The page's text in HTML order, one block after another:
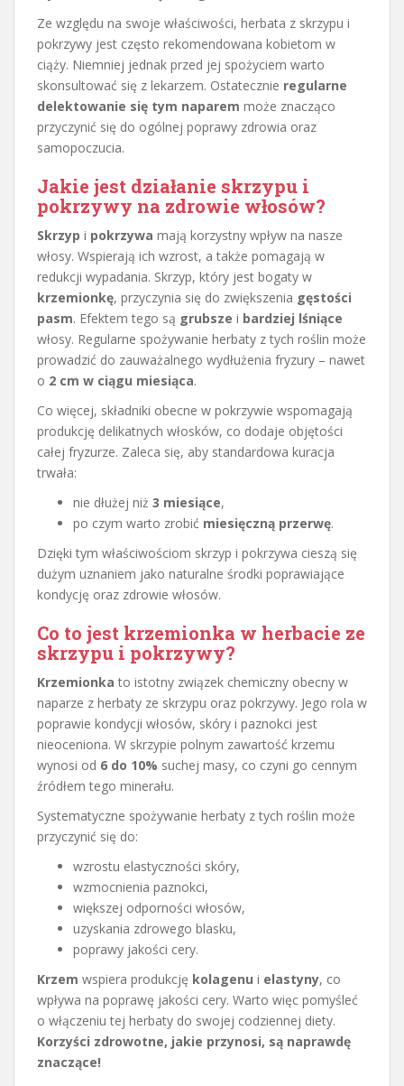
Ze względu na swoje właściwości, herbata z skrzypu i
pokrzywy jest często rekomendowana kobietom w
ciąży. Niemniej jednak przed jej spożyciem warto
skonsultować się z lekarzem. Ostatecznie regularne
delektowanie się tym naparem może znacząco
przyczynić się do ogólnej poprawy zdrowia oraz
samopoczucia.
Jakie jest działanie skrzypu i
pokrzywy na zdrowie włosów?
Skrzyp i pokrzywa mają korzystny wpływ na nasze
włosy. Wspierają ich wzrost, a także pomagają w
redukcji wypadania. Skrzyp, który jest bogaty w
krzemionkę, przyczynia się do zwiększenia gęstości
pasm. Efektem tego są grubsze i bardziej lśniące
włosy. Regularne spożywanie herbaty z tych roślin może
prowadzić do zauważalnego wydłużenia fryzury – nawet
o 2 cm w ciągu miesiąca.
Co więcej, składniki obecne w pokrzywie wspomagają
produkcję delikatnych włosków, co dodaje objętości
całej fryzurze. Zaleca się, aby standardowa kuracja
trwała:
nie dłużej niż 3 miesiące,
po czym warto zrobić miesięczną przerwę.
Dzięki tym właściwościom skrzyp i pokrzywa cieszą się
dużym uznaniem jako naturalne środki poprawiające
kondycję oraz zdrowie włosów.
Co to jest krzemionka w herbacie ze
skrzypu i pokrzywy?
Krzemionka to istotny związek chemiczny obecny w
naparze z herbaty ze skrzypu oraz pokrzywy. Jego rola w
poprawie kondycji włosów, skóry i paznokci jest
nieoceniona. W skrzypie polnym zawartość krzemu
wynosi od 6 do 10% suchej masy, co czyni go cennym
źródłem tego minerału.
Systematyczne spożywanie herbaty z tych roślin może
przyczynić się do:
wzrostu elastyczności skóry,
wzmocnienia paznokci,
większej odporności włosów,
uzyskania zdrowego blasku,
poprawy jakości cery.
Krzem wspiera produkcję kolagenu i elastyny, co
wpływa na poprawę jakości cery. Warto więc pomyśleć
o włączeniu tej herbaty do swojej codziennej diety.
Korzyści zdrowotne, jakie przynosi, są naprawdę
znaczące!